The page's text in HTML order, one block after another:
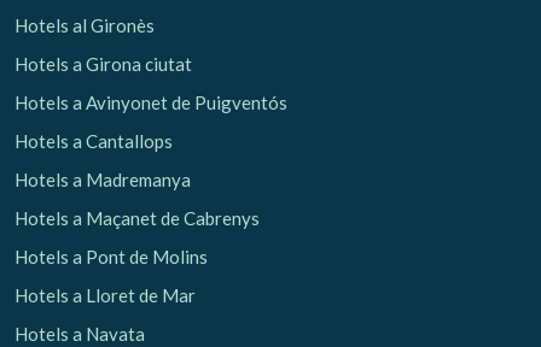
Hotels al Gironès
Hotels a Girona ciutat
Hotels a Avinyonet de Puigventós
Hotels a Cantallops
Hotels a Madremanya
Hotels a Maçanet de Cabrenys
Hotels a Pont de Molins
Hotels a Lloret de Mar
Hotels a Navata